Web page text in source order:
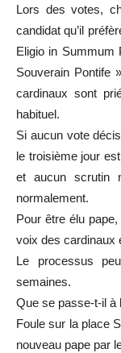
Lors des votes,
candidat qu’il
Eligio in Summum
Souverain Pontife
cardinaux sont
habituel.
Si aucun vote
le troisième jour
et aucun scrutin
normalement.
Pour être élu
voix des cardinaux
Le processus
semaines.
Que se passe-t-il à
Foule sur la place
nouveau pape par